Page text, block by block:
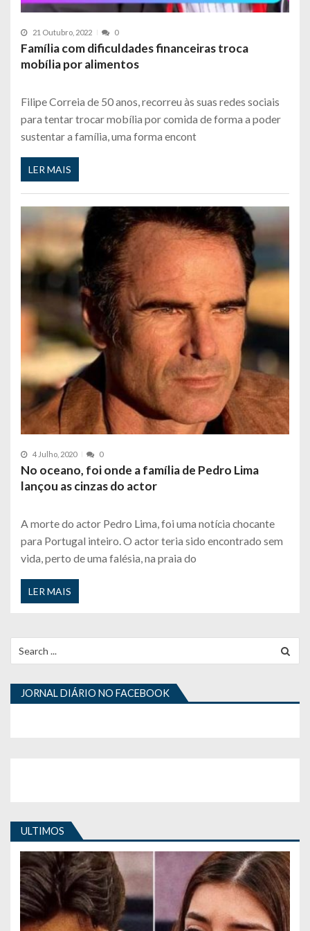
21 Outubro, 2022 0
Família com dificuldades financeiras troca
mobília por alimentos
Filipe Correia de 50 anos, recorreu às suas redes sociais
para tentar trocar mobília por comida de forma a poder
sustentar a família, uma forma encont
LER MAIS
4 Julho, 2020 0
No oceano, foi onde a família de Pedro Lima
lançou as cinzas do actor
A morte do actor Pedro Lima, foi uma notícia chocante
para Portugal inteiro. O actor teria sido encontrado sem
vida, perto de uma falésia, na praia do
LER MAIS
for:
JORNAL DIÁRIO NO FACEBOOK
ULTIMOS